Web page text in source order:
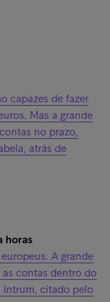
capazes de fazer
Mas a grande
no prazo,
atrás de
horas
A grande
contas dentro do
Intrum, citado pelo